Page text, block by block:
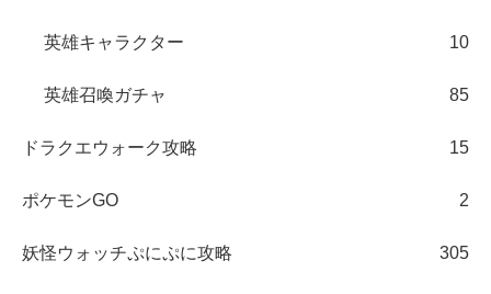
英雄キャラクター 10
英雄召喚ガチャ 85
ドラクエウォーク攻略 15
ポケモンGO 2
妖怪ウォッチぷにぷに攻略 305